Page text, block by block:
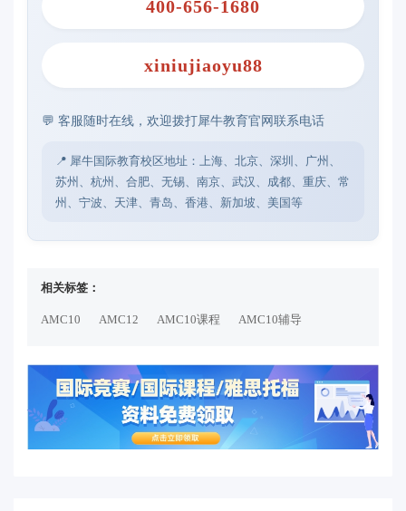
400-656-1680
xiniujiaoyu88
💬 客服随时在线，欢迎拨打犀牛教育官网联系电话
📍 犀牛国际教育校区地址：上海、北京、深圳、广州、
苏州、杭州、合肥、无锡、南京、武汉、成都、重庆、常
州、宁波、天津、青岛、香港、新加坡、美国等
相关标签：
AMC10 AMC12 AMC10课程 AMC10辅导